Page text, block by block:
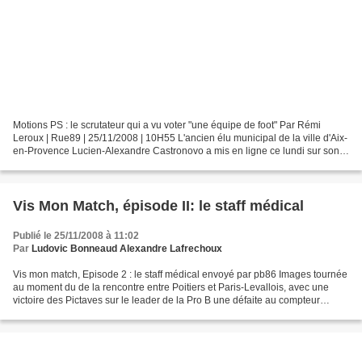
Motions PS : le scrutateur qui a vu voter "une équipe de foot" Par Rémi
Leroux | Rue89 | 25/11/2008 | 10H55 L'ancien élu municipal de la ville d'Aix-
en-Provence Lucien-Alexandre Castronovo a mis en ligne ce lundi sur son
Vis Mon Match, épisode II: le staff médical
Publié le 25/11/2008 à 11:02
Par Ludovic Bonneaud Alexandre Lafrechoux
Vis mon match, Episode 2 : le staff médical envoyé par pb86 Images tournée
au moment du de la rencontre entre Poitiers et Paris-Levallois, avec une
victoire des Pictaves sur le leader de la Pro B une défaite au compteur